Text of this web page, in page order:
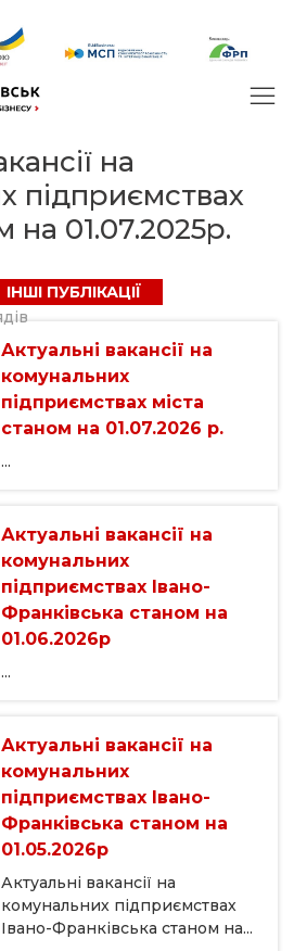
на
підприємствах
на 01.07.2025р.
ІНШІ ПУБЛІКАЦІЇ
Актуальні вакансії на
комунальних
підприємствах міста
станом на 01.07.2026 р.
...
Актуальні вакансії на
комунальних
підприємствах Івано-
Франківська станом на
01.06.2026р
...
Актуальні вакансії на
комунальних
підприємствах Івано-
Франківська станом на
01.05.2026р
Актуальні вакансії на
комунальних підприємствах
Івано-Франківська станом на...